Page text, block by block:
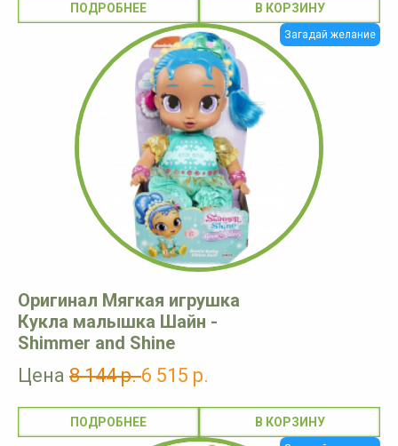
ПОДРОБНЕЕ
Загадай желание
Оригинал Мягкая игрушка
Кукла малышка Шайн -
Shimmer and Shine
Цена 8 144 р.6 515 р.
ПОДРОБНЕЕ